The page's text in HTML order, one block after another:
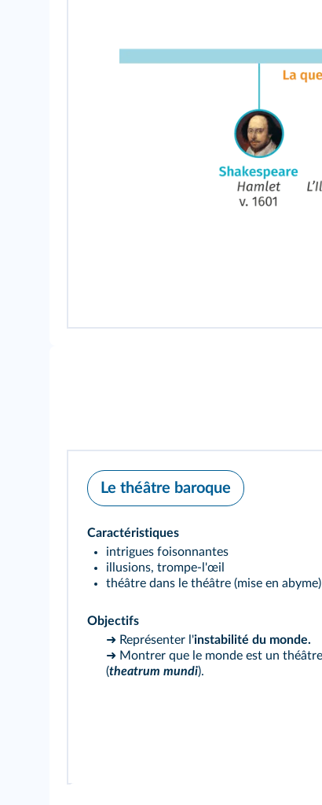
Le théâtre baroque
Caractéristiques
intrigues foisonnantes
illusions, trompe-l'œil
théâtre dans le théâtre (mise en abyme)
Objectifs
➜ Représenter l'instabilité du monde.
➜ Montrer que le monde est un
(theatrum mundi).